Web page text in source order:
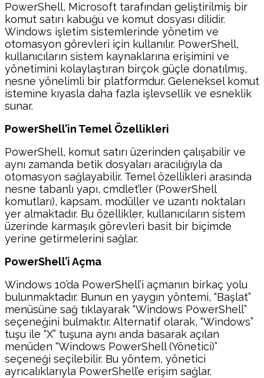
PowerShell, Microsoft tarafından geliştirilmiş bir
komut satırı kabuğu ve komut dosyası dilidir.
Windows işletim sistemlerinde yönetim ve
otomasyon görevleri için kullanılır. PowerShell,
kullanıcıların sistem kaynaklarına erişimini ve
yönetimini kolaylaştıran birçok güçle donatılmış,
nesne yönelimli bir platformdur. Geleneksel komut
istemine kıyasla daha fazla işlevsellik ve esneklik
sunar.
PowerShell’in Temel Özellikleri
PowerShell, komut satırı üzerinden çalışabilir ve
aynı zamanda betik dosyaları aracılığıyla da
otomasyon sağlayabilir. Temel özellikleri arasında
nesne tabanlı yapı, cmdlet’ler (PowerShell
komutları), kapsam, modüller ve uzantı noktaları
yer almaktadır. Bu özellikler, kullanıcıların sistem
üzerinde karmaşık görevleri basit bir biçimde
yerine getirmelerini sağlar.
PowerShell’i Açma
Windows 10’da PowerShell’i açmanın birkaç yolu
bulunmaktadır. Bunun en yaygın yöntemi, “Başlat”
menüsüne sağ tıklayarak “Windows PowerShell”
seçeneğini bulmaktır. Alternatif olarak, “Windows”
tuşu ile “X” tuşuna aynı anda basarak açılan
menüden “Windows PowerShell (Yönetici)”
seçeneği seçilebilir. Bu yöntem, yönetici
ayrıcalıklarıyla PowerShell’e erişim sağlar.